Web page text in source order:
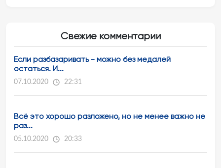
Свежие комментарии
Если разбазаривать - можно без медалей
остаться. И...
07.10.2020 22:31
Всё это хорошо разложено, но не менее важно не
раз...
05.10.2020 20:33